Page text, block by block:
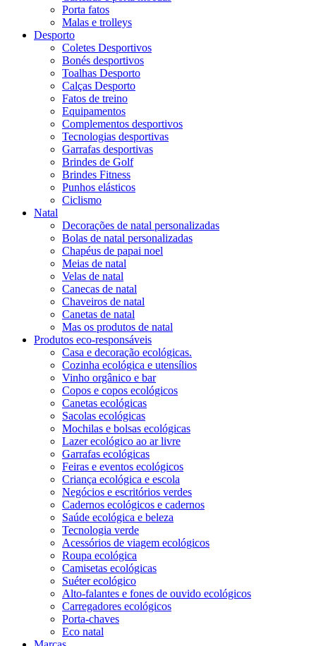
Porta fatos
Malas e trolleys
Desporto
Coletes Desportivos
Bonés desportivos
Toalhas Desporto
Calças Desporto
Fatos de treino
Equipamentos
Complementos desportivos
Tecnologias desportivas
Garrafas desportivas
Brindes de Golf
Brindes Fitness
Punhos elásticos
Ciclismo
Natal
Decorações de natal personalizadas
Bolas de natal personalizadas
Chapéus de papai noel
Meias de natal
Velas de natal
Canecas de natal
Chaveiros de natal
Canetas de natal
Mas os produtos de natal
Produtos eco-responsáveis
Casa e decoração ecológicas.
Cozinha ecológica e utensílios
Vinho orgânico e bar
Copos e copos ecológicos
Canetas ecológicas
Sacolas ecológicas
Mochilas e bolsas ecológicas
Lazer ecológico ao ar livre
Garrafas ecológicas
Feiras e eventos ecológicos
Criança ecológica e escola
Negócios e escritórios verdes
Cadernos ecológicos e cadernos
Saúde ecológica e beleza
Tecnologia verde
Acessórios de viagem ecológicos
Roupa ecológica
Camisetas ecológicas
Suéter ecológico
Alto-falantes e fones de ouvido ecológicos
Carregadores ecológicos
Porta-chaves
Eco natal